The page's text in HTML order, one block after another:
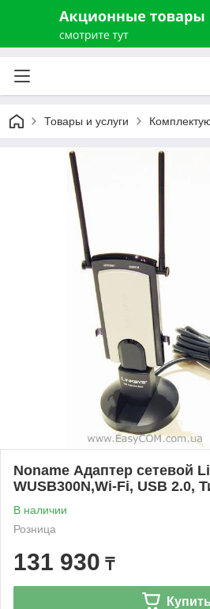
Товары и услуги
Noname Адаптер сетевой
WUSB300N,Wi-Fi, USB 2.0,
В наличии
Розница
131 930 ₸
Купить